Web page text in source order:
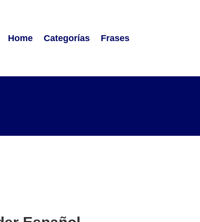
Home Categorías Frases